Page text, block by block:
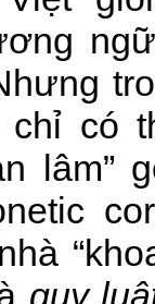
chỉ có
lâm”
quy